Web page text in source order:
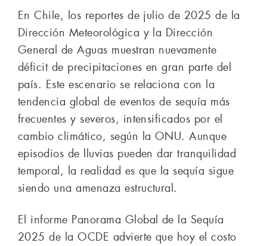
En Chile, los reportes de julio de 2025 de la
Dirección Meteorológica y la Dirección
General de Aguas muestran nuevamente
déficit de precipitaciones en gran parte del
país. Este escenario se relaciona con la
tendencia global de eventos de sequía más
frecuentes y severos, intensificados por el
cambio climático, según la ONU. Aunque
episodios de lluvias pueden dar tranquilidad
temporal, la realidad es que la sequía sigue
siendo una amenaza estructural.
El informe Panorama Global de la Sequía
2025 de la OCDE advierte que hoy el costo